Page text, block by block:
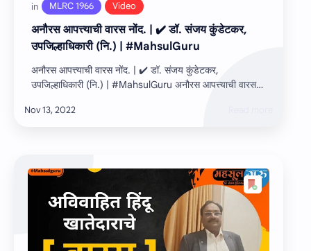
अनौरस आपत्त्‍याची वारस नोंद. | ✔️ डॉ. संजय कुंडेटकर,
उपजिल्हाधिकारी (नि.) | #MahsulGuru
अनौरस आपत्त्‍याची वारस नोंद. | ✔️ डॉ. संजय कुंडेटकर,
उपजिल्हाधिकारी (नि.) | #MahsulGuru अनौरस आपत्त्‍याची वारस